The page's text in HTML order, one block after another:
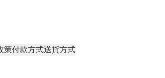
策付款方式送貨方式